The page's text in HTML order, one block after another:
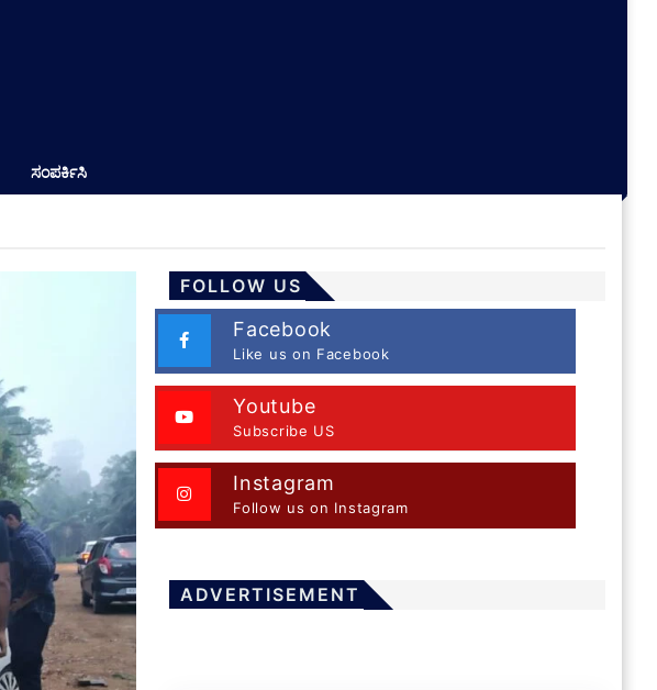
ಸಂಪರ್ಕಿಸಿ
FOLLOW US
Facebook
Like us on Facebook
Youtube
Subscribe US
Instagram
Follow us on Instagram
ADVERTISEMENT